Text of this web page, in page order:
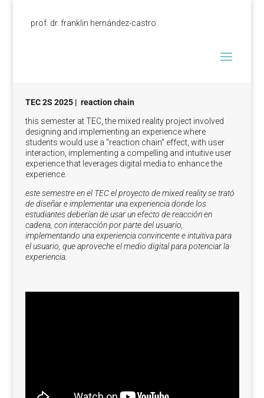
prof. dr. franklin hernández-castro
TEC 2S 2025 | reaction chain
this semester at TEC, the mixed reality project involved
designing and implementing an experience where
students would use a “reaction chain” effect, with user
interaction, implementing a compelling and intuitive user
experience that leverages digital media to enhance the
experience.
este semestre en el TEC el proyecto de mixed reality se trató
de diseñar e implementar una experiencia donde los
estudiantes deberían de usar un efecto de reacción en
cadena, con interacción por parte del usuario,
implementando una experiencia convincente e intuitiva para
el usuario, que aproveche el medio digital para potenciar la
experiencia.